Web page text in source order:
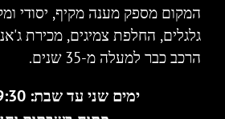
המקום מספק מענה מקיף, יסודי
גלגלים, החלפת צמיגים, מכירת
הרכב כבר למעלה מ-35 שנים.
ימים שני עד שבת: 8:00-19:30